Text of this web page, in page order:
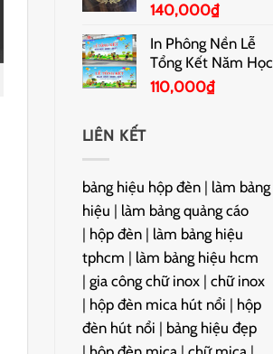
140,000₫
In Phông Nền Lễ
Tổng Kết Năm Học
110,000₫
LIÊN KẾT
bảng hiệu hộp đèn| làm bảng
hiệu | làm bảng quảng cáo
| hộp đèn| làm bảng hiệu
tphcm | làm bảng hiệu hcm
| gia công chữ inox| chữ inox
| hộp đèn mica hút nổi | hộp
đèn hút nổi | bảng hiệu đẹp